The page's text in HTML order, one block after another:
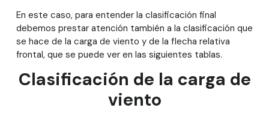
En este caso, para entender la clasificación final
debemos prestar atención también a la clasificación que
se hace de la carga de viento y de la flecha relativa
frontal, que se puede ver en las siguientes tablas.
Clasificación de la carga de
viento